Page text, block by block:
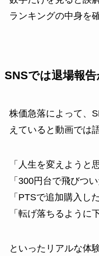
ランキングの中身を
SNSでは退場報
株価急落によって、
えていると動画では
「人生を変えようと
「300円台で飛びつい
「PTSで追加購入した
「転げ落ちるように
といったリアルな体